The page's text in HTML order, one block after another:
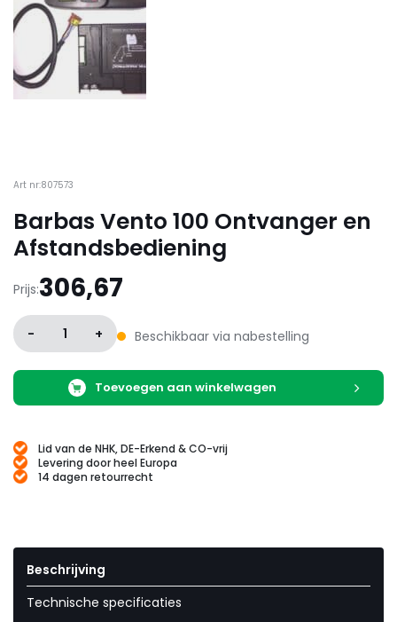
Art nr:807573
Barbas Vento 100 Ontvanger en
Afstandsbediening
Prijs:306,67
- 1 + Beschikbaar via nabestelling
Toevoegen aan winkelwagen
Lid van de NHK, DE-Erkend & CO-vrij
Levering door heel Europa
14 dagen retourrecht
Beschrijving
Technische specificaties